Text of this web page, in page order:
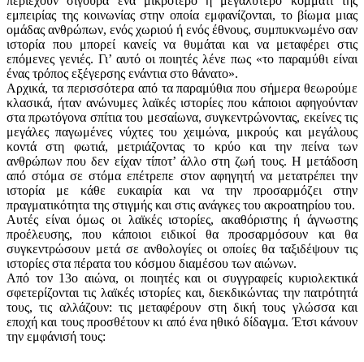
εμπειρίας της κοινωνίας στην οποία εμφανίζονται, το βίωμα μιας
ομάδας ανθρώπων, ενός χωριού ή ενός έθνους, συμπυκνωμένο σαν
ιστορία που μπορεί κανείς να θυμάται και να μεταφέρει στις
επόμενες γενιές. Γι’ αυτό οι ποιητές λένε πως «το παραμύθι είναι
ένας τρόπος εξέγερσης ενάντια στο θάνατο».
Αρχικά, τα περισσότερα από τα παραμύθια που σήμερα θεωρούμε
κλασικά, ήταν ανώνυμες λαϊκές ιστορίες που κάποιοι αφηγούνταν
στα πρωτόγονα σπίτια του μεσαίωνα, συγκεντρώνοντας, εκείνες τις
μεγάλες παγωμένες νύχτες του χειμώνα, μικρούς και μεγάλους
κοντά στη φωτιά, μετριάζοντας το κρύο και την πείνα των
ανθρώπων που δεν είχαν τίποτ’ άλλο στη ζωή τους. Η μετάδοση
από στόμα σε στόμα επέτρεπε στον αφηγητή να μετατρέπει την
ιστορία με κάθε ευκαιρία και να την προσαρμόζει στην
πραγματικότητα της στιγμής και στις ανάγκες του ακροατηρίου του.
Αυτές είναι όμως οι λαϊκές ιστορίες, ακαθόριστης ή άγνωστης
προέλευσης, που κάποιοι ειδικοί θα προσαρμόσουν και θα
συγκεντρώσουν μετά σε ανθολογίες οι οποίες θα ταξιδέψουν τις
ιστορίες στα πέρατα του κόσμου διαμέσου των αιώνων.
Από τον 13ο αιώνα, οι ποιητές και οι συγγραφείς κυριολεκτικά
σφετερίζονται τις λαϊκές ιστορίες και, διεκδικώντας την πατρότητά
τους, τις αλλάζουν: τις μεταφέρουν στη δική τους γλώσσα και
εποχή και τους προσθέτουν κι από ένα ηθικό δίδαγμα. Έτσι κάνουν
την εμφάνισή τους: